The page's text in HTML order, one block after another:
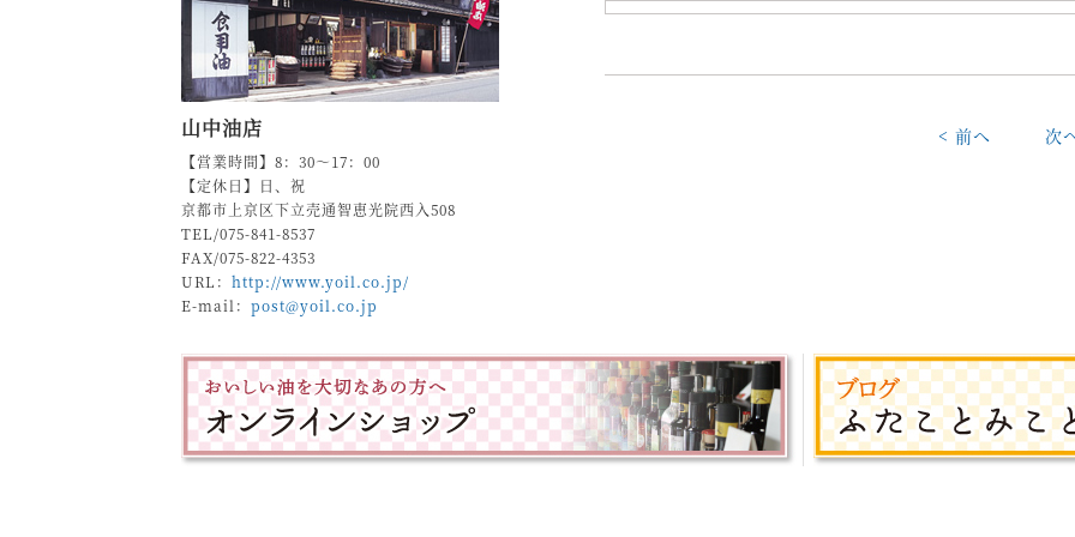
< 前へ 次
山中油店
【営業時間】8：30～17：00
【定休日】日、祝
京都市上京区下立売通智恵光院西入508
TEL/075-841-8537
FAX/075-822-4353
URL： http://www.yoil.co.jp/
E-mail： post@yoil.co.jp